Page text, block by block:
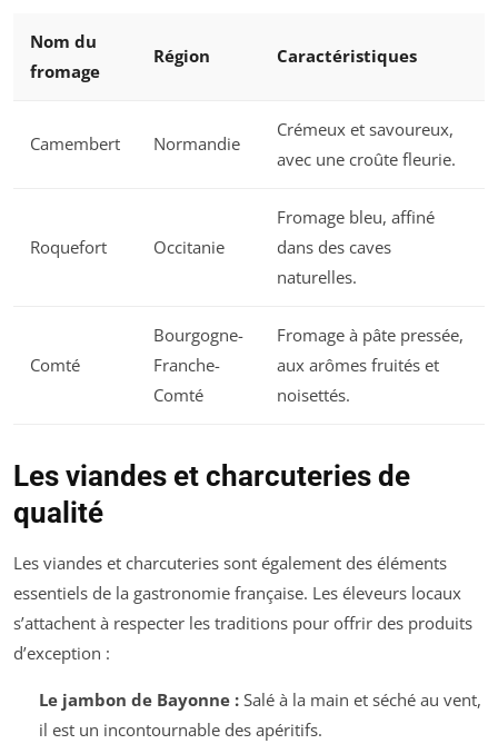
Nom du
fromage
Région Caractéristiques
Camembert Normandie
Crémeux et savoureux,
avec une croûte fleurie.
Roquefort Occitanie
Fromage bleu, affiné
dans des caves
naturelles.
Comté
Bourgogne-
Franche-
Comté
Fromage à pâte pressée,
aux arômes fruités et
noisettés.
Les viandes et charcuteries de
qualité
Les viandes et charcuteries sont également des éléments
essentiels de la gastronomie française. Les éleveurs locaux
s’attachent à respecter les traditions pour offrir des produits
d’exception :
Le jambon de Bayonne :Salé à la main et séché au vent,
il est un incontournable des apéritifs.